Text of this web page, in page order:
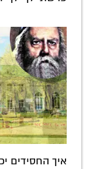
איך החסידים